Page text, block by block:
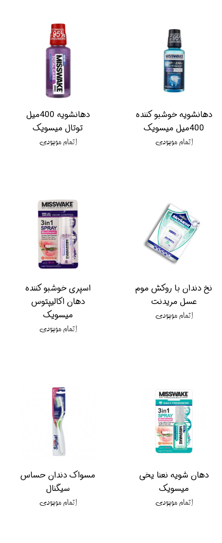
دهانشویه خوشبو کننده
400میل میسویک
اتمام موجودی
دهانشویه 400میل
توتال میسویک
اتمام موجودی
نخ دندان با روکش موم
عسل مریدنت
اتمام موجودی
اسپری خوشبو کننده
دهان اکالیپتوس
میسویک
اتمام موجودی
دهان شویه نعنا یخی
میسویک
اتمام موجودی
مسواک دندان حساس
سیگنال
اتمام موجودی